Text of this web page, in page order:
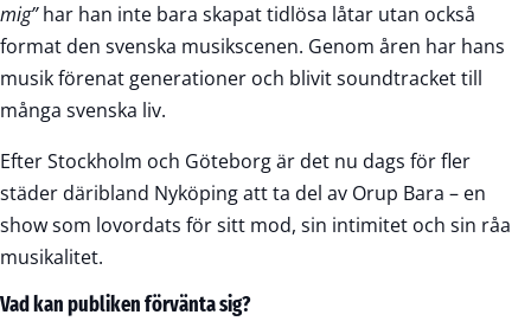
mig”har han inte bara skapat tidlösa låtar utan också
format den svenska musikscenen. Genom åren har hans
musik förenat generationer och blivit soundtracket till
många svenska liv.
Efter Stockholm och Göteborg är det nu dags för fler
städer däribland Nyköping att ta del av Orup Bara – en
show som lovordats för sitt mod, sin intimitet och sin råa
musikalitet.
Vad kan publiken förvänta sig?